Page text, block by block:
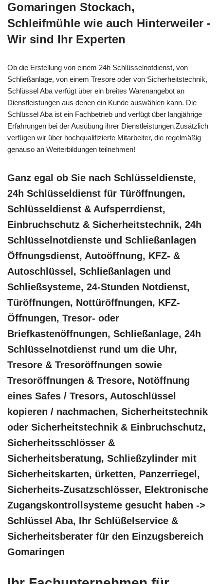
Gomaringen Stockach,
Schleifmühle wie auch Hinterweiler -
Wir sind Ihr Experten
Ob die Erstellung von einem 24h Schlüsselnotdienst, von
Schließanlage, von einem Tresore oder von Sicherheitstechnik,
Schlüssel Aba verfügt über ein breites Warenangebot an
Dienstleistungen aus denen ein Kunde auswählen kann. Die
Schlüssel Aba ist ein Fachbetrieb und verfügt über langjährige
Erfahrungen bei der Ausübung ihrer Dienstleistungen.Zusätzlich
verfügen wir über hochqualifizierte Mitarbeiter, die regelmäßig
genauso an Weiterbildungen teilnehmen!
Ganz egal ob Sie nach Schlüsseldienste,
24h Schlüsseldienst für Türöffnungen,
Schlüsseldienst & Aufsperrdienst,
Einbruchschutz & Sicherheitstechnik, 24h
Schlüsselnotdienste und Schließanlagen
Öffnungsdienst, Autoöffnung, KFZ- &
Autoschlüssel, Schließanlagen und
Schließsysteme, 24-Stunden Notdienst,
Türöffnungen, Nottüröffnungen, KFZ-
Öffnungen, Tresor- oder
Briefkastenöffnungen, Schließanlage, 24h
Schlüsselnotdienst rund um die Uhr,
Tresore & Tresoröffnungen sowie
Tresoröffnungen & Tresore, Notöffnung
eines Safes / Tresors, Autoschlüssel
kopieren / nachmachen, Sicherheitstechnik
oder Sicherheitstechnik & Einbruchschutz,
Sicherheitsschlösser &
Sicherheitsberatung, Schließzylinder mit
Sicherheitskarten, ürketten, Panzerriegel,
Sicherheits-Zusatzschlösser, Elektronische
Zugangskontrollsysteme gesucht haben ->
Schlüssel Aba, Ihr Schlüßelservice &
Sicherheitsberater für den Einzugsbereich
Gomaringen